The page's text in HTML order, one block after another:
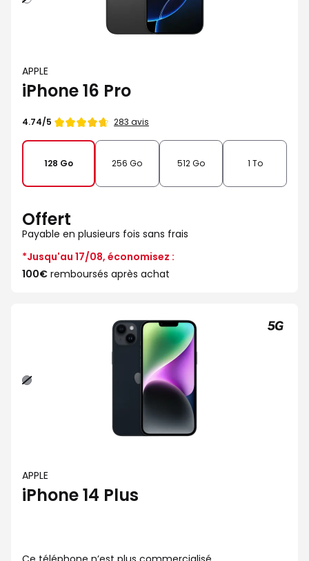
APPLE
iPhone 16 Pro
Note
4.74/5 283 avis
128 Go 256 Go 512 Go 1 To
Offert
Payable en plusieurs fois sans frais
*Jusqu'au 17/08, économisez :
100€ remboursés après achat
Minuit
APPLE
iPhone 14 Plus